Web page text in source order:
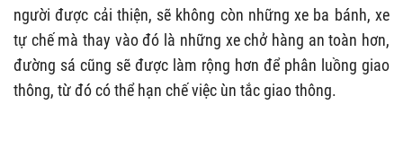
người được cải thiện, sẽ không còn những xe ba bánh, xe
tự chế mà thay vào đó là những xe chở hàng an toàn hơn,
đường sá cũng sẽ được làm rộng hơn để phân luồng giao
thông, từ đó có thể hạn chế việc ùn tắc giao thông.